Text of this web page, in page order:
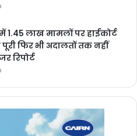
1.45 लाख मामलों पर हाईकोर्ट
फिर भी अदालतों तक नहीं
रिपोर्ट